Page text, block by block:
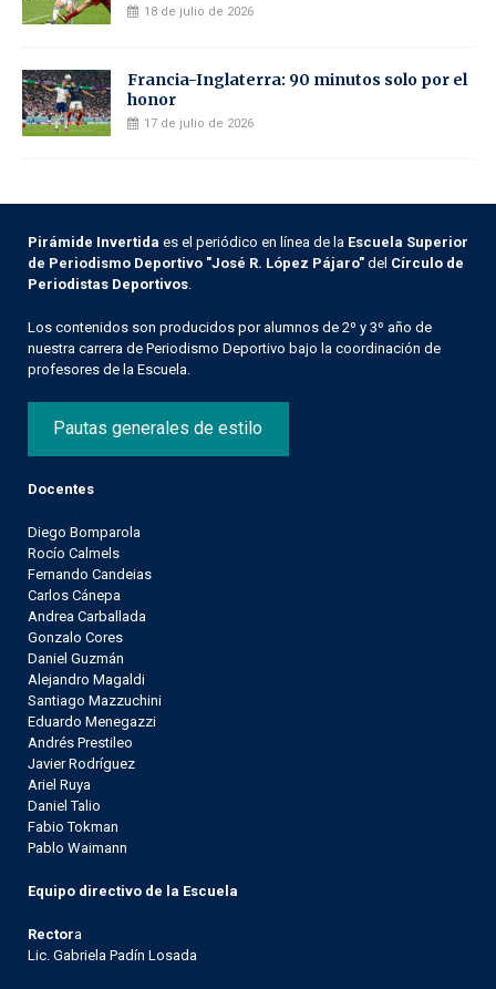
18 de julio de 2026
Francia-Inglaterra: 90 minutos solo por el
honor
17 de julio de 2026
Pirámide Invertida es el periódico en línea de la Escuela Superior
de Periodismo Deportivo "José R. López Pájaro" del Círculo de
Periodistas Deportivos
Los contenidos son producidos por alumnos de 2º y 3º año de
nuestra carrera de Periodismo Deportivo bajo la coordinación de
profesores de la Escuela.
Pautas generales de estilo
Docentes
Diego Bomparola
Rocío Calmels
Fernando Candeias
Carlos Cánepa
Andrea Carballada
Gonzalo Cores
Daniel Guzmán
Alejandro Magaldi
Santiago Mazzuchini
Eduardo Menegazzi
Andrés Prestileo
Javier Rodríguez
Ariel Ruya
Daniel Talio
Fabio Tokman
Pablo Waimann
Equipo directivo de la Escuela
Rectora
Lic. Gabriela Padín Losada